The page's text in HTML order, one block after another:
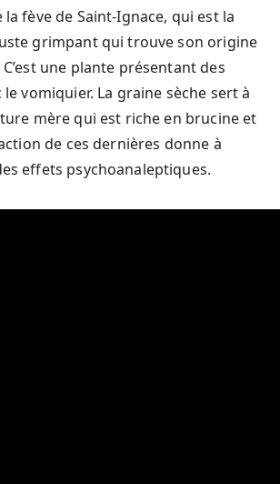
fève de Saint-Ignace, qui est la
grimpant qui trouve son origine
une plante présentant des
vomiquier. La graine sèche sert à
mère qui est riche en brucine et
de ces dernières donne à
effets psychoanaleptiques.